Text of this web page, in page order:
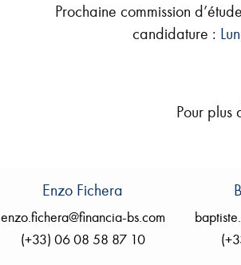
Prochaine commission
candidature :
Pour plus
Enzo Fichera
enzo.fichera@financia-bs.com
(+33) 06 08 58 87 10